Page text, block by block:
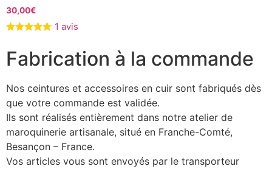
30,00€
1 avis
Fabrication à la commande
Nos ceintures et accessoires en cuir sont fabriqués dès
que votre commande est validée.
Ils sont réalisés entièrement dans notre atelier de
maroquinerie artisanale, situé en Franche-Comté,
Besançon – France.
Vos articles vous sont envoyés par le transporteur